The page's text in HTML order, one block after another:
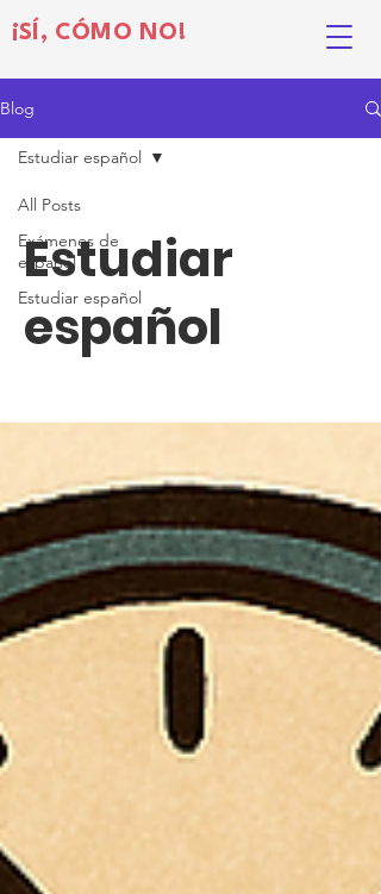
¡SÍ, CÓMO NO!
Blog
All Posts
Exámenes de
español
Estudiar español
Estudiar español
Estudiar
español